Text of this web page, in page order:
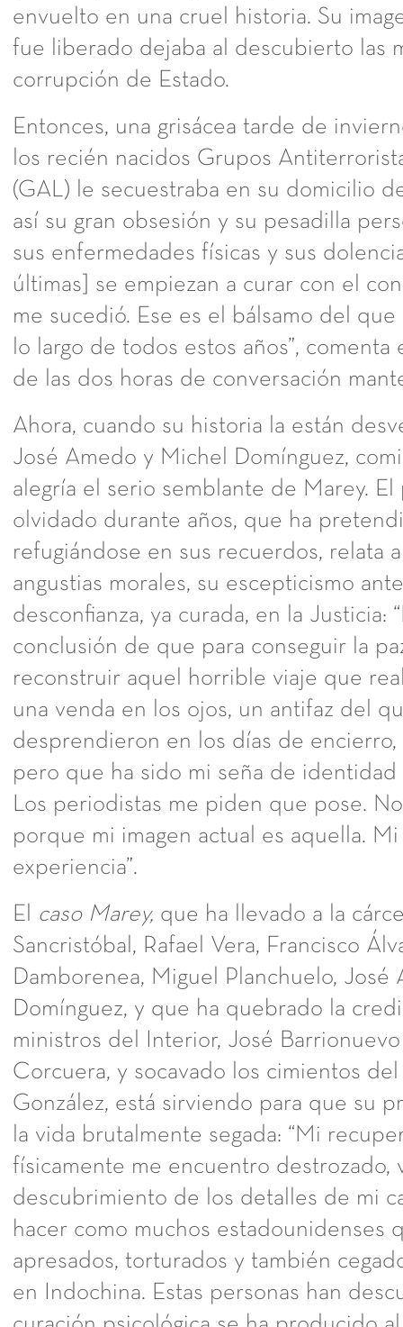
envuelto en una cruel historia. Su
fue liberado dejaba al descubierto las
corrupción de Estado.
Entonces, una grisácea tarde de
los recién nacidos Grupos
(GAL) le secuestraba en su domicilio
así su gran obsesión y su pesadilla
sus enfermedades físicas y sus
últimas] se empiezan a curar con el
me sucedió. Ese es el bálsamo del
lo largo de todos estos años”,
de las dos horas de conversación
Ahora, cuando su historia la están
José Amedo y Michel Domínguez,
alegría el serio semblante de Marey. El
olvidado durante años, que ha
refugiándose en sus recuerdos, relata
angustias morales, su escepticismo
desconfianza, ya curada, en la Justicia:
conclusión de que para conseguir la
reconstruir aquel horrible viaje que
una venda en los ojos, un antifaz del
desprendieron en los días de encierro,
pero que ha sido mi seña de
Los periodistas me piden que pose.
porque mi imagen actual es aquella.
experiencia”.
El caso Marey, que ha llevado a la
Sancristóbal, Rafael Vera, Francisco
Damborenea, Miguel Planchuelo, José
Domínguez, y que ha quebrado la
ministros del Interior, José
Corcuera, y socavado los cimientos
González, está sirviendo para que su
la vida brutalmente segada: “Mi
físicamente me encuentro destrozado,
descubrimiento de los detalles de mi
hacer como muchos estadounidenses
apresados, torturados y también
en Indochina. Estas personas han